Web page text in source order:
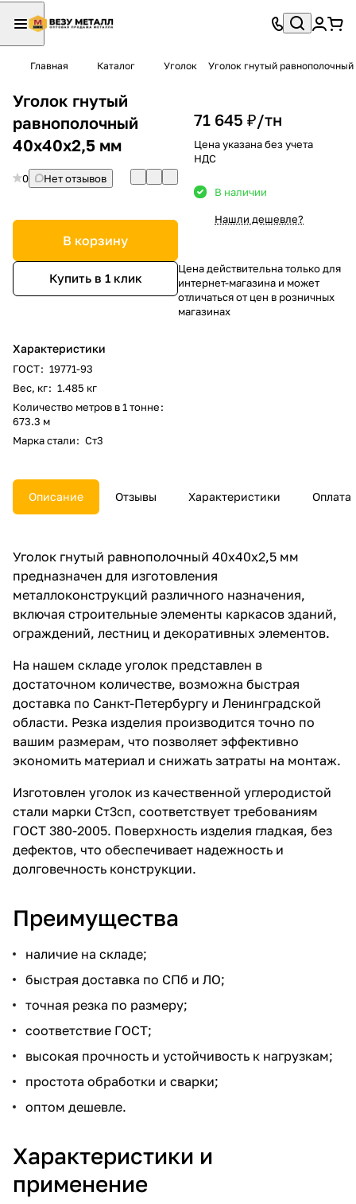
Главная Каталог Уголок Уголок гнутый
Уголок гнутый
равнополочный
40х40х2,5 мм
0 Нет отзывов
В корзину
Купить в 1 клик
Характеристики
ГОСТ: 19771-93
Вес, кг: 1.485 кг
Количество метров в 1 тонне:
673.3 м
Марка стали: Ст3
71 645 ₽/тн
Цена указана без учета
НДС
В наличии
Нашли дешевле?
Цена действительна только для
интернет-магазина и может
отличаться от цен в розничных
магазинах
Описание Отзывы Характеристики Оплата
Уголок гнутый равнополочный 40х40х2,5 мм
предназначен для изготовления
металлоконструкций различного назначения,
включая строительные элементы каркасов зданий,
ограждений, лестниц и декоративных элементов.
На нашем складе уголок представлен в
достаточном количестве, возможна быстрая
доставка по Санкт-Петербургу и Ленинградской
области. Резка изделия производится точно по
вашим размерам, что позволяет эффективно
экономить материал и снижать затраты на монтаж.
Изготовлен уголок из качественной углеродистой
стали марки Ст3сп, соответствует требованиям
ГОСТ 380-2005. Поверхность изделия гладкая, без
дефектов, что обеспечивает надежность и
долговечность конструкции.
Преимущества
наличие на складе;
быстрая доставка по СПб и ЛО;
точная резка по размеру;
соответствие ГОСТ;
высокая прочность и устойчивость к нагрузкам;
простота обработки и сварки;
оптом дешевле.
Характеристики и
применение